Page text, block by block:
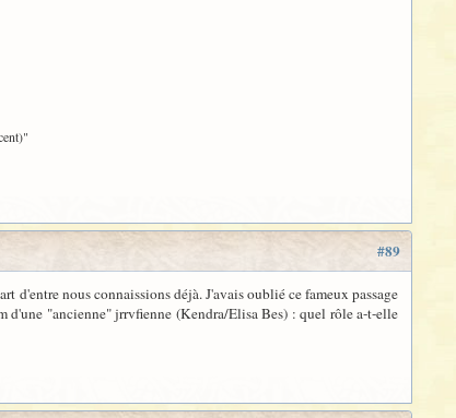
#89
d'entre nous connaissions déjà. J'avais oublié ce fameux passage
d'une "ancienne" jrrvfienne (Kendra/Elisa Bes) : quel rôle a-t-elle